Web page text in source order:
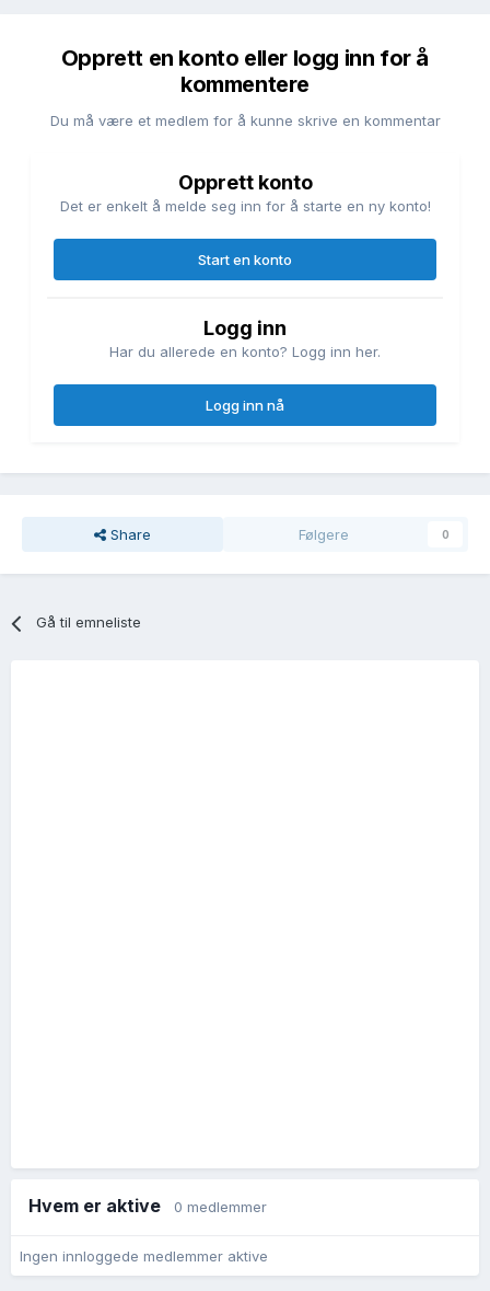
Opprett en konto eller logg inn for å
kommentere
Du må være et medlem for å kunne skrive en kommentar
Opprett konto
Det er enkelt å melde seg inn for å starte en ny konto!
Start en konto
Logg inn
Har du allerede en konto? Logg inn her.
Logg inn nå
Share Følgere 0
Gå til emneliste
Hvem er aktive 0 medlemmer
Ingen innloggede medlemmer aktive